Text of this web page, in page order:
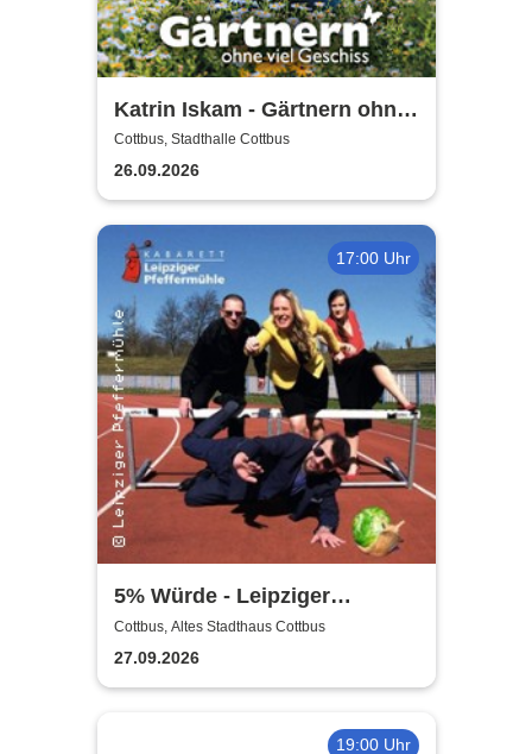
Katrin Iskam - Gärtnern ohne
viel Geschiss
Cottbus, Stadthalle Cottbus
26.09.2026
17:00 Uhr
5% Würde - Leipziger
Pfeffermühle
Cottbus, Altes Stadthaus Cottbus
27.09.2026
19:00 Uhr